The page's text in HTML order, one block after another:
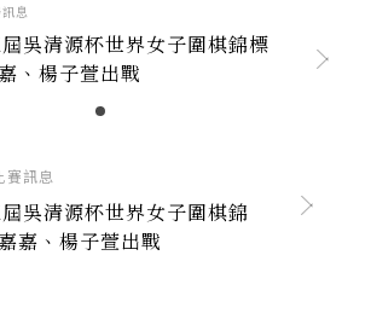
息
吳清源杯世界女子圍棋錦標
、楊子萱出戰
賽訊息
吳清源杯世界女子圍棋錦
嘉、楊子萱出戰